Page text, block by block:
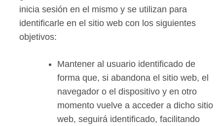
inicia sesión en el mismo y se utilizan para
identificarle en el sitio web con los siguientes
objetivos:
Mantener al usuario identificado de
forma que, si abandona el sitio web, el
navegador o el dispositivo y en otro
momento vuelve a acceder a dicho sitio
web, seguirá identificado, facilitando